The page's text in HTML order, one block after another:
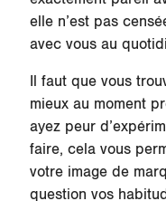
elle n’est pas
avec vous au
Il faut que vous
mieux au moment
ayez peur
faire, cela vous
votre image de
question vos